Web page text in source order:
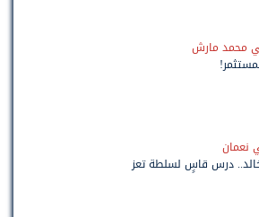
محمد مارش
نعمان
درس قاسٍ لسلطة تعز